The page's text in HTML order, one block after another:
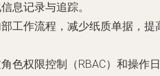
息记录与追踪。
部工作流程，减少纸质单据，提
角色权限控制（RBAC）和操作日